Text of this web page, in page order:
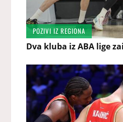
POZIVI IZ REGIONA
Dva kluba iz ABA lige